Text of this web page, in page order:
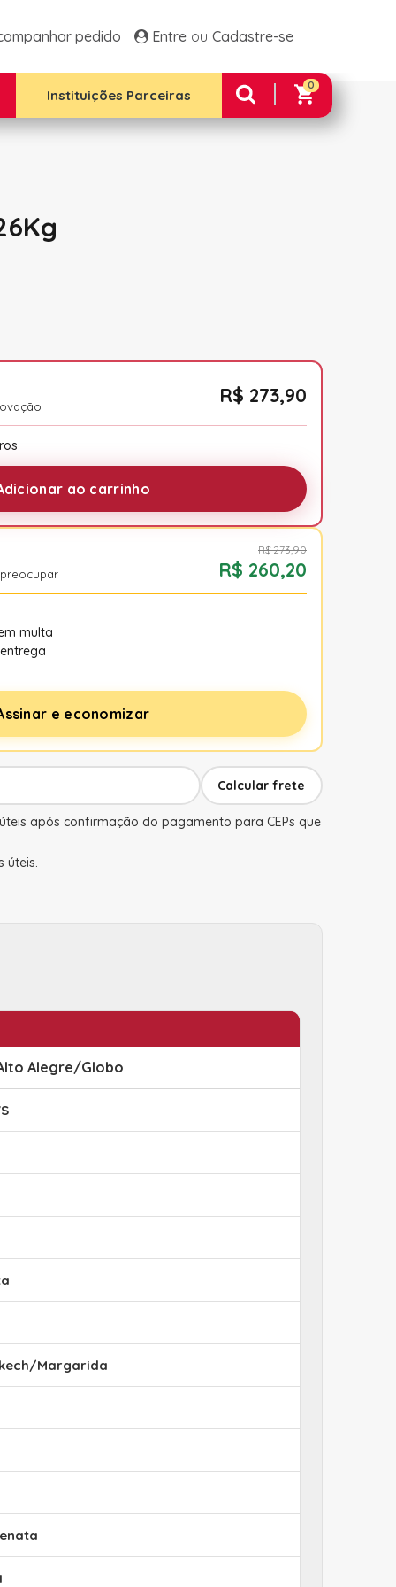
pedido Entre Cadastre-se
0
2
Premium
Integral 12 Unidades
Instituições Parceiras
R$ 273,90
ao carrinho
R$ 273,90
R$ 260,20
multa
e economizar
Calcular frete
após confirmação do pagamento para CEPs que
úteis.
Alegre/Globo
Margarida